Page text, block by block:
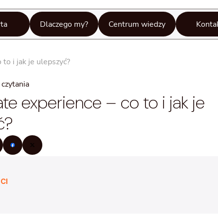
Dlaczego my? Centrum wiedzy
to i jak je ulepszyć?
experience – co to i jak je